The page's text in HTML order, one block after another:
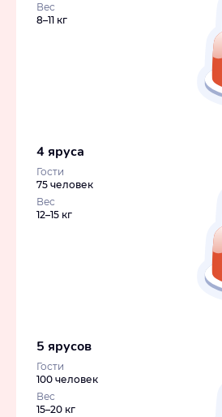
Вес
8–11 кг
4 яруса
Гости
75 человек
Вес
12–15 кг
5 ярусов
Гости
100 человек
Вес
15–20 кг